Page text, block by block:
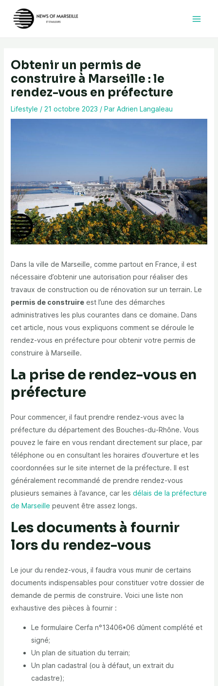
contenu
Obtenir un permis de
construire à Marseille : le
rendez-vous en préfecture
Lifestyle / 21 octobre 2023 / Par Adrien Langaleau
Dans la ville de Marseille, comme partout en France, il est
nécessaire d’obtenir une autorisation pour réaliser des
travaux de construction ou de rénovation sur un terrain. Le
permis de construireest l’une des démarches
administratives les plus courantes dans ce domaine. Dans
cet article, nous vous expliquons comment se déroule le
rendez-vous en préfecture pour obtenir votre permis de
construire à Marseille.
La prise de rendez-vous en
préfecture
Pour commencer, il faut prendre rendez-vous avec la
préfecture du département des Bouches-du-Rhône. Vous
pouvez le faire en vous rendant directement sur place, par
téléphone ou en consultant les horaires d’ouverture et les
coordonnées sur le site internet de la préfecture. Il est
généralement recommandé de prendre rendez-vous
plusieurs semaines à l’avance, car les délais de la préfecture
de Marseille peuvent être assez longs.
Les documents à fournir
lors du rendez-vous
Le jour du rendez-vous, il faudra vous munir de certains
documents indispensables pour constituer votre dossier de
demande de permis de construire. Voici une liste non
exhaustive des pièces à fournir :
Le formulaire Cerfa n°13406*06 dûment complété et
signé;
Un plan de situation du terrain;
Un plan cadastral (ou à défaut, un extrait du
cadastre);